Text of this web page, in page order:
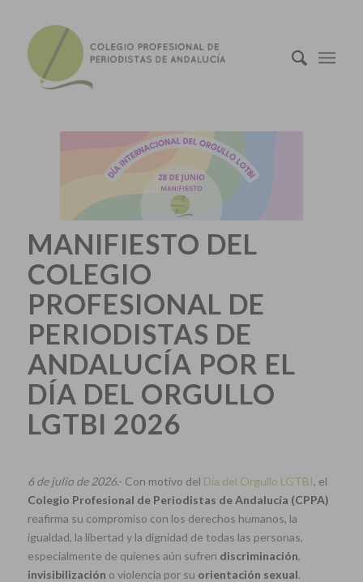
MANIFIESTO DEL
COLEGIO
PROFESIONAL DE
PERIODISTAS DE
ANDALUCÍA POR EL
DÍA DEL ORGULLO
LGTBI 2026
6 de julio de 2026.- Con motivo del Día del Orgullo LGTBI, el
Colegio Profesional de Periodistas de Andalucía (CPPA)
reafirma su compromiso con los derechos humanos, la
igualdad, la libertad y la dignidad de todas las personas,
especialmente de quienes aún sufren discriminación,
invisibilización o violencia por su orientación sexual.